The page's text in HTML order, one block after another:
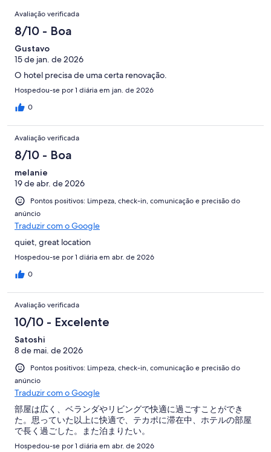
718
avaliações
Avaliações
Avaliação verificada
8/10 - Boa
Gustavo
15 de jan. de 2026
O hotel precisa de uma certa renovação.
Hospedou-se por 1 diária em jan. de 2026
0
Avaliação verificada
8/10 - Boa
melanie
19 de abr. de 2026
Pontos positivos: Limpeza, check-in, comunicação e precisão do
anúncio
Traduzir com o Google
quiet, great location
Hospedou-se por 1 diária em abr. de 2026
0
Avaliação verificada
10/10 - Excelente
Satoshi
8 de mai. de 2026
Pontos positivos: Limpeza, check-in, comunicação e precisão do
anúncio
Traduzir com o Google
部屋は広く、ベランダやリビングで快適に過ごすことができ
た。思っていた以上に快適で、テカポに滞在中、ホテルの部屋
で長く過ごした。また泊まりたい。
Hospedou-se por 1 diária em abr. de 2026